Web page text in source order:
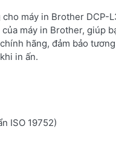
máy in Brother DCP-
máy in Brother, giúp
hãng, đảm bảo
in ấn.
ISO 19752)